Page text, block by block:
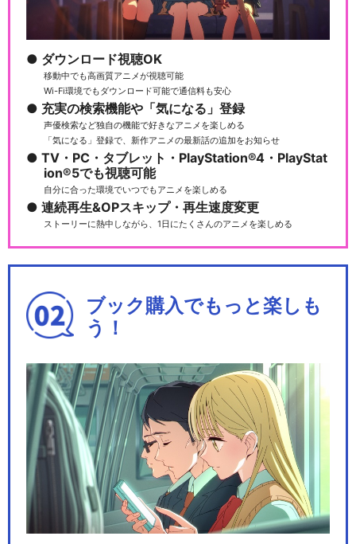
ダウンロード視聴OK
移動中でも高画質アニメが視聴可能
Wi-Fi環境でもダウンロード可能で通信料も安心
充実の検索機能や「気になる」登録
声優検索など独自の機能で好きなアニメを楽しめる
「気になる」登録で、新作アニメの最新話の追加をお知らせ
TV・PC・タブレット・PlayStation®4・PlayStat
ion®5でも視聴可能
自分に合った環境でいつでもアニメを楽しめる
連続再生&OPスキップ・再生速度変更
ストーリーに熱中しながら、1日にたくさんのアニメを楽しめる
ブック購入でもっと楽しも
う！